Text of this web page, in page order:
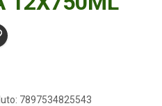
7897534825543